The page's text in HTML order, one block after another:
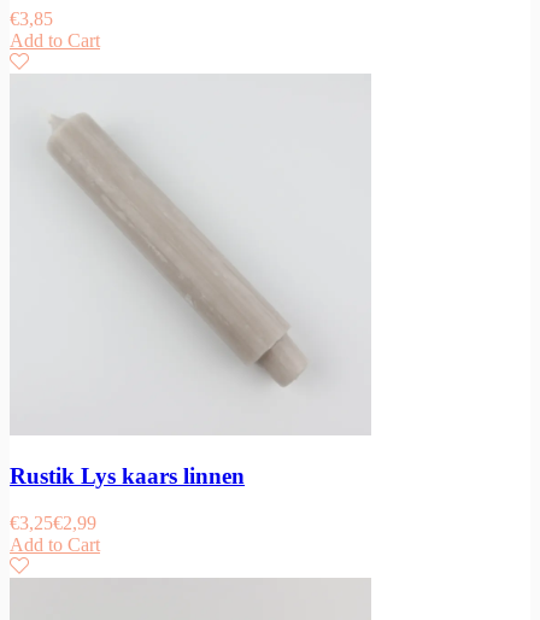
€3,85
Add to Cart
Rustik Lys kaars linnen
€3,25€2,99
Add to Cart